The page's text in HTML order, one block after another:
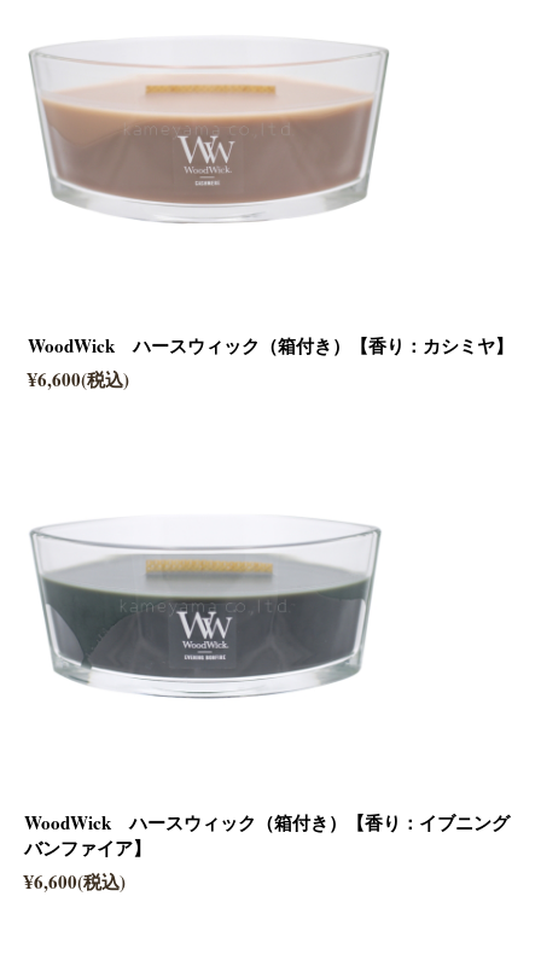
WoodWick ハースウィック（箱付き）【香り：カシミヤ】
¥6,600(税込)
WoodWick ハースウィック（箱付き）【香り：イブニング
バンファイア】
¥6,600(税込)